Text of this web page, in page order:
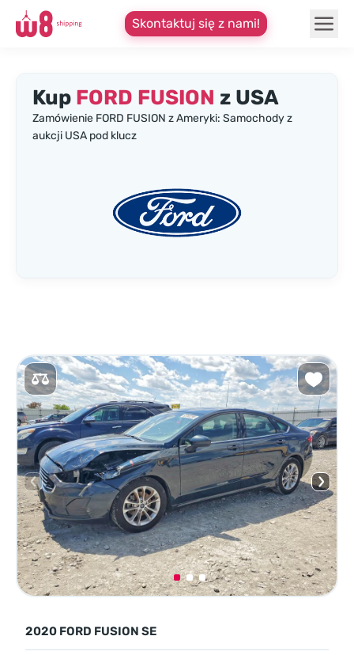
Skontaktuj się z nami!
Kup FORD FUSION z USA
Zamówienie FORD FUSION z Ameryki: Samochody z
aukcji USA pod klucz
2020 FORD FUSION SE